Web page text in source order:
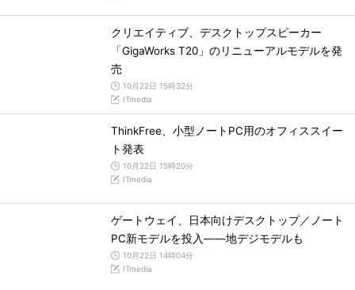
クリエイティブ、デスクトップスピーカー
「GigaWorks T20」のリニューアルモデルを発
売
10月22日 15時32分
ITmedia
ThinkFree、小型ノートPC用のオフィススイー
ト発表
10月22日 15時20分
ITmedia
ゲートウェイ、日本向けデスクトップ／ノート
PC新モデルを投入――地デジモデルも
10月22日 14時04分
ITmedia